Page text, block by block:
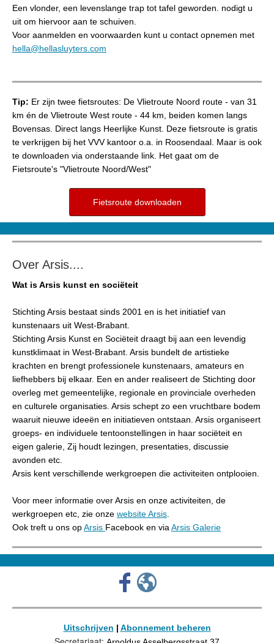
Een vlonder, een levenslange trap tot tafel geworden. nodigt u
uit om hiervoor aan te schuiven.
Voor aanmelden en voorwaarden kunt u contact opnemen met
hella@hellasluyters.com
Tip: Er zijn twee fietsroutes: De Vlietroute Noord route - van 31
km én de Vlietroute West route - 44 km, beiden komen langs
Bovensas. Direct langs Heerlijke Kunst. Deze fietsroute is gratis
te verkrijgen bij het VVV kantoor o.a. in Roosendaal. Maar is ook
te downloaden via onderstaande link. Het gaat om de
Fietsroute's "Vlietroute Noord/West"
Fietsroute downloaden
Over Arsis....
Wat is Arsis kunst en sociëteit
Stichting Arsis bestaat sinds 2001 en is het initiatief van
kunstenaars uit West-Brabant.
Stichting Arsis Kunst en Sociëteit draagt bij aan een levendig
kunstklimaat in West-Brabant. Arsis bundelt de artistieke
krachten en brengt professionele kunstenaars, amateurs en
liefhebbers bij elkaar. Een en ander realiseert de Stichting door
overleg met gemeentelijke, regionale en provinciale overheden
en culturele organisaties. Arsis schept zo een vruchtbare bodem
waaruit nieuwe ideeën en initiatieven ontstaan. Arsis organiseert
groeps- en individuele tentoonstellingen in haar sociëteit en
eigen galerie, Zij houdt lezingen, presentaties, discussie
avonden etc.
Arsis kent verschillende werkgroepen die activiteiten ontplooien.
Voor meer informatie over Arsis en onze activiteiten, de
werkgroepen etc, zie onze website Arsis
Ook treft u ons opArsis Facebook en via Arsis Galerie
Uitschrijven | Abonnement beheren